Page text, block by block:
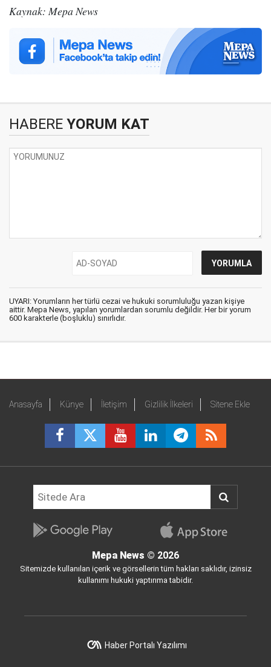
Kaynak: Mepa News
HABERE YORUM KAT
UYARI: Yorumların her türlü cezai ve hukuki sorumluluğu yazan kişiye
aittir. Mepa News, yapılan yorumlardan sorumlu değildir. Her bir yorum
600 karakterle (boşluklu) sınırlıdır.
Anasayfa Künye İletişim Gizlilik İlkeleri Sitene Ekle
Mepa News © 2026
Sitemizde kullanılan içerik ve görsellerin tüm hakları saklıdır, izinsiz
kullanımı hukuki yaptırıma tabidir.
Haber Portalı Yazılımı